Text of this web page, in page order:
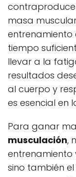
masa
entrenamiento
tiempo
llevar a la
resultados
al cuerpo y
es esencial en
Para ganar
musculación,
sino también